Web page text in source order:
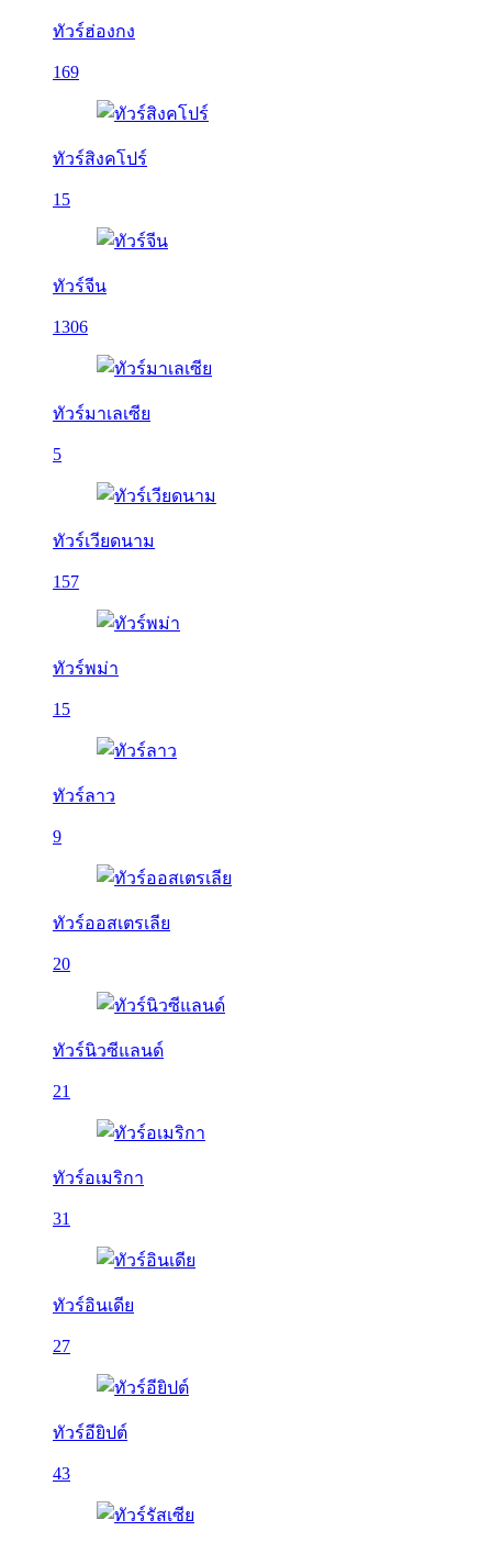
ทัวร์ฮ่องกง
169
ทัวร์สิงคโปร์
15
ทัวร์จีน
1306
ทัวร์มาเลเซีย
5
ทัวร์เวียดนาม
157
ทัวร์พม่า
15
ทัวร์ลาว
9
ทัวร์ออสเตรเลีย
20
ทัวร์นิวซีแลนด์
21
ทัวร์อเมริกา
31
ทัวร์อินเดีย
27
ทัวร์อียิปต์
43